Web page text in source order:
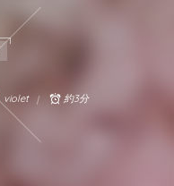
violet 約3分